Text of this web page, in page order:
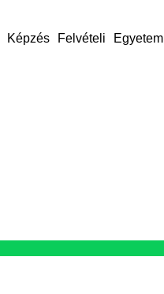
Képzés Felvételi Egyetem